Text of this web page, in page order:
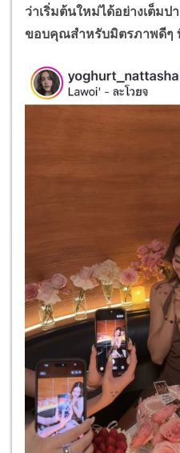
ว่าเริ่มต้นใหม่ได้อย่างเต็ม
ขอบคุณสำหรับมิตรภาพดีๆ